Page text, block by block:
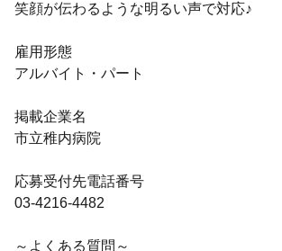
笑顔が伝わるような明るい声で対応♪
雇用形態
アルバイト・パート
掲載企業名
市立稚内病院
応募受付先電話番号
03-4216-4482
～よくある質問～